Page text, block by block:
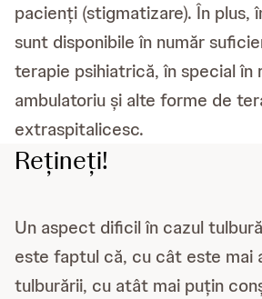
pacienți (stigmatizare). În plus,
sunt disponibile în număr
terapie psihiatrică, în special în
ambulatoriu și alte forme de
extraspitalicesc.
Rețineți!
Un aspect dificil în cazul
este faptul că, cu cât este mai
tulburării, cu atât mai puțin